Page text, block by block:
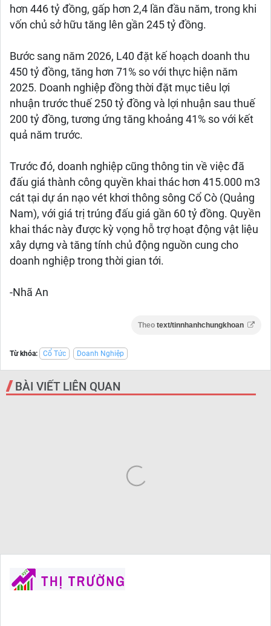
hơn 446 tỷ đồng, gấp hơn 2,4 lần đầu năm, trong khi
vốn chủ sở hữu tăng lên gần 245 tỷ đồng.
Bước sang năm 2026, L40 đặt kế hoạch doanh thu
450 tỷ đồng, tăng hơn 71% so với thực hiện năm
2025. Doanh nghiệp đồng thời đặt mục tiêu lợi
nhuận trước thuế 250 tỷ đồng và lợi nhuận sau thuế
200 tỷ đồng, tương ứng tăng khoảng 41% so với kết
quả năm trước.
Trước đó, doanh nghiệp cũng thông tin về việc đã
đấu giá thành công quyền khai thác hơn 415.000 m3
cát tại dự án nạo vét khơi thông sông Cổ Cò (Quảng
Nam), với giá trị trúng đấu giá gần 60 tỷ đồng. Quyền
khai thác này được kỳ vọng hỗ trợ hoạt động vật liệu
xây dựng và tăng tính chủ động nguồn cung cho
doanh nghiệp trong thời gian tới.
-Nhã An
Theo text/tinnhanhchungkhoan
Từ khóa: Cổ Tức Doanh Nghiệp
BÀI VIẾT LIÊN QUAN